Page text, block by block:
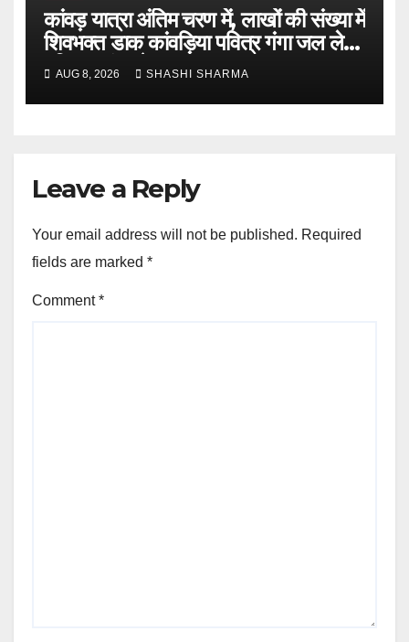
कांवड़ यात्रा अंतिम चरण में, लाखों की संख्या में
शिवभक्त डाक कांवड़िया पवित्र गंगा जल लेने
हरिद्वार पहुंच रहे
AUG 8, 2026 SHASHI SHARMA
Leave a Reply
Your email address will not be published. Required
fields are marked *
Comment*